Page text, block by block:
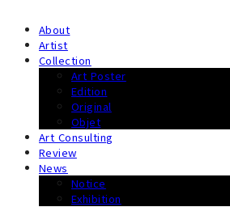
About
Artist
Collection
Art Poster
Edition
Original
Objet
Art Consulting
Review
News
Notice
Exhibition